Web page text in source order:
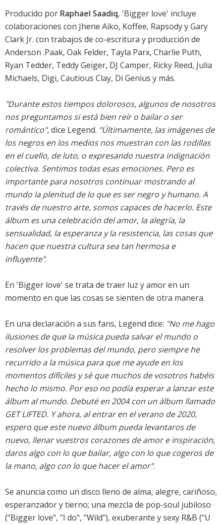
Producido por Raphael Saadiq, 'Bigger love' incluye
colaboraciones con Jhene Aiko, Koffee, Rapsody y Gary
Clark Jr. con trabajos de co-escritura y producción de
Anderson .Paak, Oak Felder, Tayla Parx, Charlie Puth,
Ryan Tedder, Teddy Geiger, DJ Camper, Ricky Reed, Julia
Michaels, Digi, Cautious Clay, Di Genius y más.
"Durante estos tiempos dolorosos, algunos de nosotros
nos preguntamos si está bien reír o bailar o ser
romántico", dice Legend. "Últimamente, las imágenes de
los negros en los medios nos muestran con las rodillas
en el cuello, de luto, o expresando nuestra indignación
colectiva. Sentimos todas esas emociones. Pero es
importante para nosotros continuar mostrando al
mundo la plenitud de lo que es ser negro y humano. A
través de nuestro arte, somos capaces de hacerlo. Este
álbum es una celebración del amor, la alegría, la
sensualidad, la esperanza y la resistencia, las cosas que
hacen que nuestra cultura sea tan hermosa e
influyente".
En 'Bigger love' se trata de traer luz y amor en un
momento en que las cosas se sienten de otra manera.
En una declaración a sus fans, Legend dice: "No me hago
ilusiones de que la música pueda salvar el mundo o
resolver los problemas del mundo, pero siempre he
recurrido a la música para que me ayude en los
momentos difíciles y sé que muchos de vosotros habéis
hecho lo mismo. Por eso no podía esperar a lanzar este
álbum al mundo. Debuté en 2004 con un álbum llamado
GET LIFTED. Y ahora, al entrar en el verano de 2020,
espero que este nuevo álbum pueda levantaros de
nuevo, llenar vuestros corazones de amor e inspiración,
daros algo con lo que bailar, algo con lo que cogeros de
la mano, algo con lo que hacer el amor".
Se anuncia como un disco lleno de alma, alegre, cariñoso,
esperanzador y tierno; una mezcla de pop-soul jubiloso
("Bigger love", "I do", "Wild"), exuberante y sexy R&B ("U